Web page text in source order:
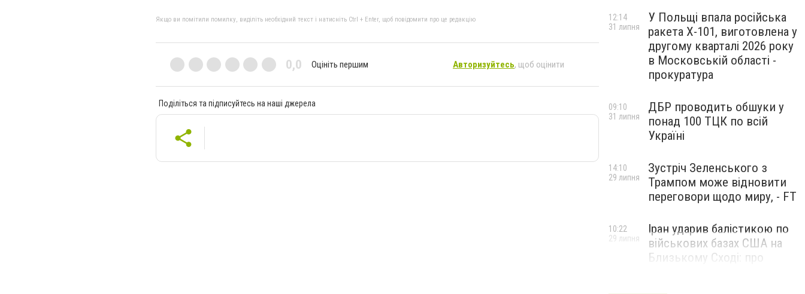
Якщо ви помітили помилку, виділіть необхідний текст і натисніть Ctrl + Enter, щоб повідомити про це редакцію
0,0 Оцініть першим Авторизуйтесь, щоб оцінити
Поділіться та підписуйтесь на наші джерела
У Польщі впала російська
ракета X-101, виготовлена у
другому кварталі 2026 року
в Московській області -
прокуратура
12:14
31 липня
ДБР проводить обшуки у
понад 100 ТЦК по всій
Україні
09:10
31 липня
Зустріч Зеленського з
Трампом може відновити
переговори щодо миру, - FT
14:10
29 липня
Іран ударив балістикою по
військових базах США на
Близькому Сході: про
10:22
29 липня